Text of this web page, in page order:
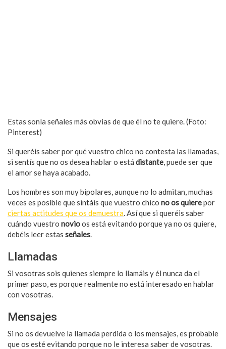
Estas sonla señales más obvias de que él no te quiere. (Foto:
Pinterest)
Si queréis saber por qué vuestro chico no contesta las llamadas,
si sentís que no os desea hablar o está distante, puede ser que
el amor se haya acabado.
Los hombres son muy bipolares, aunque no lo admitan, muchas
veces es posible que sintáis que vuestro chico no os quierepor
ciertas actitudes que os demuestra. Así que si queréis saber
cuándo vuestro novioos está evitando porque ya no os quiere,
debéis leer estas señales.
Llamadas
Si vosotras sois quienes siempre lo llamáis y él nunca da el
primer paso, es porque realmente no está interesado en hablar
con vosotras.
Mensajes
Si no os devuelve la llamada perdida o los mensajes, es probable
que os esté evitando porque no le interesa saber de vosotras.